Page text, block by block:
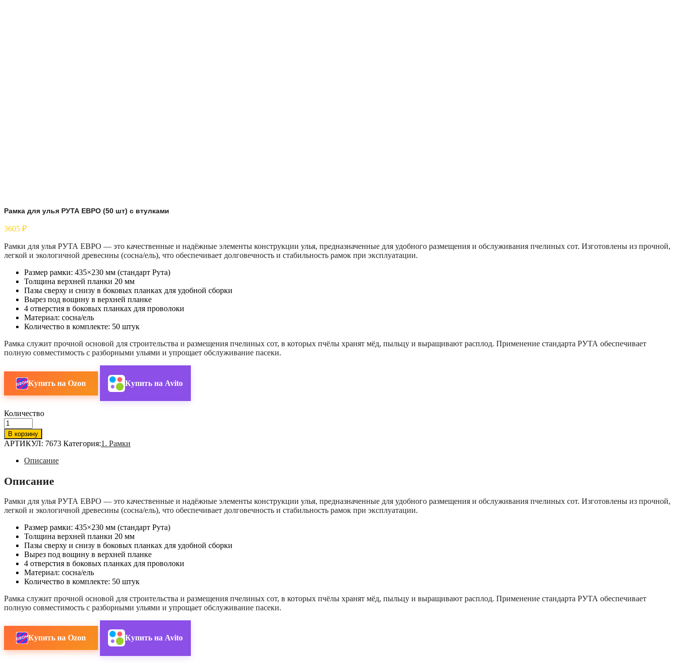
Рамка для улья РУТА ЕВРО (50 шт) с втулками
3605 ₽
Рамки для улья РУТА ЕВРО — это качественные и надёжные элементы конструкции улья, предназначенные для удобного размещения и обслуживания пчелиных сот. Изготовлены из прочной,
легкой и экологичной древесины (сосна/ель), что обеспечивает долговечность и стабильность рамок при эксплуатации.
Размер рамки: 435×230 мм (стандарт Рута)
Толщина верхней планки 20 мм
Пазы сверху и снизу в боковых планках для удобной сборки
Вырез под вощину в верхней планке
4 отверстия в боковых планках для проволоки
Материал: сосна/ель
Количество в комплекте: 50 штук
Рамка служит прочной основой для строительства и размещения пчелиных сот, в которых пчёлы хранят мёд, пыльцу и выращивают расплод. Применение стандарта РУТА обеспечивает
полную совместимость с разборными ульями и упрощает обслуживание пасеки.
Купить на Ozon Купить на Avito
Количество
В корзину
АРТИКУЛ: 7673 Категория:1. Рамки
Описание
Описание
Рамки для улья РУТА ЕВРО — это качественные и надёжные элементы конструкции улья, предназначенные для удобного размещения и обслуживания пчелиных сот. Изготовлены из прочной,
легкой и экологичной древесины (сосна/ель), что обеспечивает долговечность и стабильность рамок при эксплуатации.
Размер рамки: 435×230 мм (стандарт Рута)
Толщина верхней планки 20 мм
Пазы сверху и снизу в боковых планках для удобной сборки
Вырез под вощину в верхней планке
4 отверстия в боковых планках для проволоки
Материал: сосна/ель
Количество в комплекте: 50 штук
Рамка служит прочной основой для строительства и размещения пчелиных сот, в которых пчёлы хранят мёд, пыльцу и выращивают расплод. Применение стандарта РУТА обеспечивает
полную совместимость с разборными ульями и упрощает обслуживание пасеки.
Купить на Ozon Купить на Avito